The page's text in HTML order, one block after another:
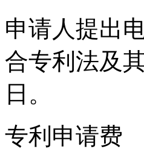
申请人提出
合专利法及
日。
专利申请费